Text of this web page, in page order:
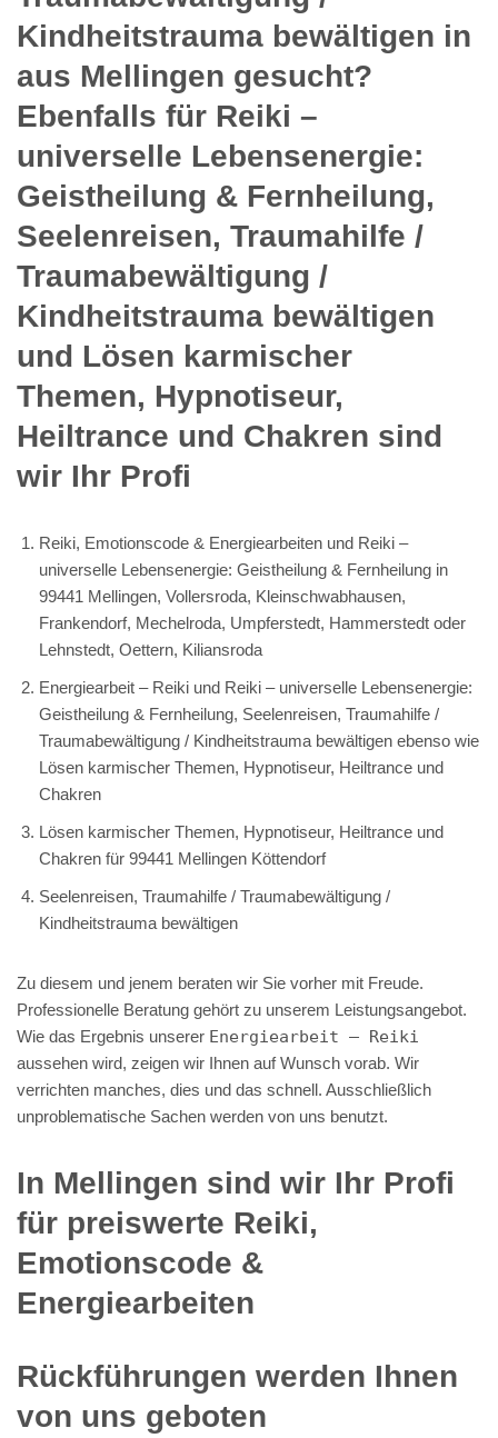
Kindheitstrauma bewältigen in
aus Mellingen gesucht?
Ebenfalls für Reiki –
universelle Lebensenergie:
Geistheilung & Fernheilung,
Seelenreisen, Traumahilfe /
Traumabewältigung /
Kindheitstrauma bewältigen
und Lösen karmischer
Themen, Hypnotiseur,
Heiltrance und Chakren sind
wir Ihr Profi
Reiki, Emotionscode & Energiearbeiten und Reiki –
universelle Lebensenergie: Geistheilung & Fernheilung in
99441 Mellingen, Vollersroda, Kleinschwabhausen,
Frankendorf, Mechelroda, Umpferstedt, Hammerstedt oder
Lehnstedt, Oettern, Kiliansroda
Energiearbeit – Reiki und Reiki – universelle Lebensenergie:
Geistheilung & Fernheilung, Seelenreisen, Traumahilfe /
Traumabewältigung / Kindheitstrauma bewältigen ebenso wie
Lösen karmischer Themen, Hypnotiseur, Heiltrance und
Chakren
Lösen karmischer Themen, Hypnotiseur, Heiltrance und
Chakren für 99441 Mellingen Köttendorf
Seelenreisen, Traumahilfe / Traumabewältigung /
Kindheitstrauma bewältigen
Zu diesem und jenem beraten wir Sie vorher mit Freude.
Professionelle Beratung gehört zu unserem Leistungsangebot.
Wie das Ergebnis unserer Energiearbeit – Reiki
aussehen wird, zeigen wir Ihnen auf Wunsch vorab. Wir
verrichten manches, dies und das schnell. Ausschließlich
unproblematische Sachen werden von uns benutzt.
In Mellingen sind wir Ihr Profi
für preiswerte Reiki,
Emotionscode &
Energiearbeiten
Rückführungen werden Ihnen
von uns geboten